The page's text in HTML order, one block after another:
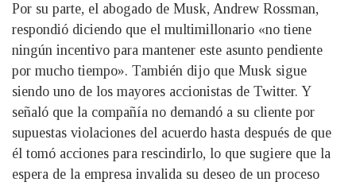
Por su parte, el abogado de Musk, Andrew Rossman,
respondió diciendo que el multimillonario «no tiene
ningún incentivo para mantener este asunto pendiente
por mucho tiempo». También dijo que Musk sigue
siendo uno de los mayores accionistas de Twitter. Y
señaló que la compañía no demandó a su cliente por
supuestas violaciones del acuerdo hasta después de que
él tomó acciones para rescindirlo, lo que sugiere que la
espera de la empresa invalida su deseo de un proceso